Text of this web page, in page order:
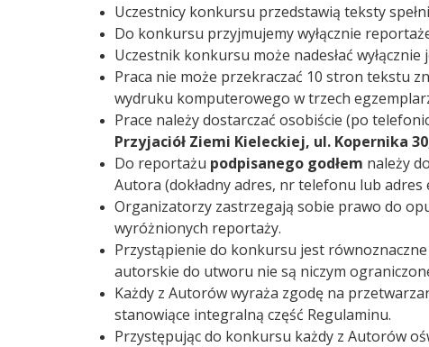
Uczestnicy konkursu przedstawią teksty
Do konkursu przyjmujemy wyłącznie
Uczestnik konkursu może nadesłać wyłącznie
Praca nie może przekraczać 10 stron tekstu
wydruku komputerowego w trzech
Prace należy dostarczać osobiście (po
Przyjaciół Ziemi Kieleckiej, ul. Kopernika
Do reportażu podpisanego godłem należy
Autora (dokładny adres, nr telefonu lub
Organizatorzy zastrzegają sobie prawo do
wyróżnionych reportaży.
Przystąpienie do konkursu jest
autorskie do utworu nie są niczym
Każdy z Autorów wyraża zgodę na
stanowiące integralną część Regulaminu.
Przystępując do konkursu każdy z Autorów